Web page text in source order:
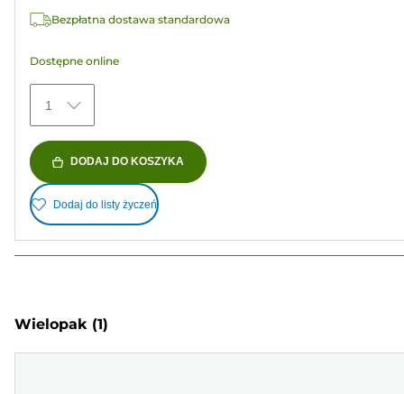
Bezpłatna dostawa standardowa
Dostępne online
1
DODAJ DO KOSZYKA
Dodaj do listy życzeń
Wielopak (1)